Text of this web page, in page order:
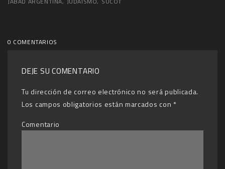
0 COMENTARIOS
DEJE SU COMENTARIO
Tu dirección de correo electrónico no será publicada.
Los campos obligatorios están marcados con *
Comentario